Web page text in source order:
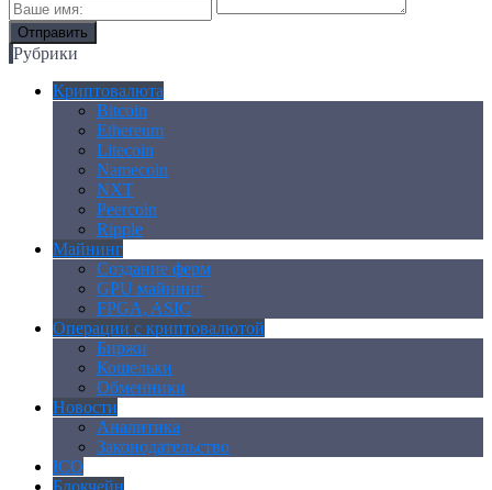
Рубрики
Криптовалюта
Bitcoin
Ethereum
Litecoin
Namecoin
NXT
Peercoin
Ripple
Майнинг
Создание ферм
GPU майнинг
FPGA, ASIC
Операции с криптовалютой
Биржи
Кошельки
Обменники
Новости
Аналитика
Законодательство
ICO